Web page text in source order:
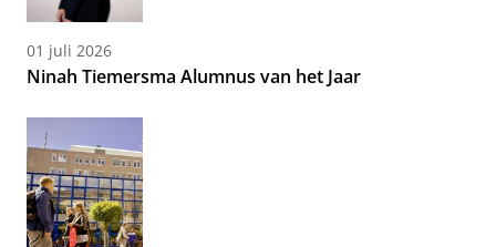
01 juli 2026
Ninah Tiemersma Alumnus van het Jaar